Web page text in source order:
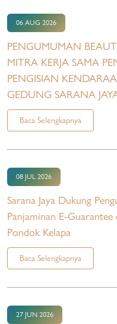
06 AUG 2026
PENGUMUMAN
MITRA KERJA SAMA
PENGISIAN
GEDUNG SARANA
Baca Selengkapnya
08 JUL 2026
Sarana Jaya Dukung
Panjaminan E-
Pondok Kelapa
Baca Selengkapnya
27 JUN 2026